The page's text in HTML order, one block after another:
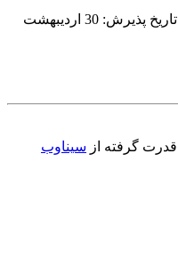
تاریخ پذیرش:
30 اردیبهشت
قدرت گرفته از سیناوب